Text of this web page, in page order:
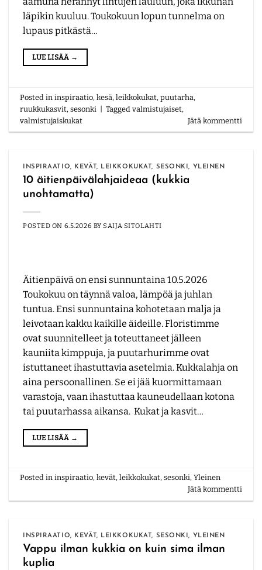
läpikin kuuluu. Toukokuun lopun tunnelma on
lupaus pitkästä…
LUE LISÄÄ →
Posted ininspiraatio,kesä,leikkokukat,puutarha,
ruukkukasvit,sesonki | Taggedvalmistujaiset,
valmistujaiskukat
Jätä kommentti
INSPIRAATIO, KEVÄT, LEIKKOKUKAT, SESONKI, YLEINEN
10 äitienpäivälahjaideaa (kukkia
unohtamatta)
POSTED ON 6.5.2026 BYSAIJA SITOLAHTI
Äitienpäivä on ensi sunnuntaina 10.5.2026
Toukokuu on täynnä valoa, lämpöä ja juhlan
tuntua. Ensi sunnuntaina kohotetaan malja ja
leivotaan kakku kaikille äideille. Floristimme
ovat suunnitelleet ja toteuttaneet jälleen
kauniita kimppuja, ja puutarhurimme ovat
istuttaneet ihastuttavia asetelmia. Kukkalahja on
aina persoonallinen. Se ei jää kuormittamaan
varastoja, vaan ihastuttaa kauneudellaan kotona
tai puutarhassa aikansa. Kukat ja kasvit…
LUE LISÄÄ →
Posted ininspiraatio,kevät,leikkokukat,sesonki,Yleinen
Jätä kommentti
INSPIRAATIO, KEVÄT, LEIKKOKUKAT, SESONKI, YLEINEN
Vappu ilman kukkia on kuin sima ilman
kuplia